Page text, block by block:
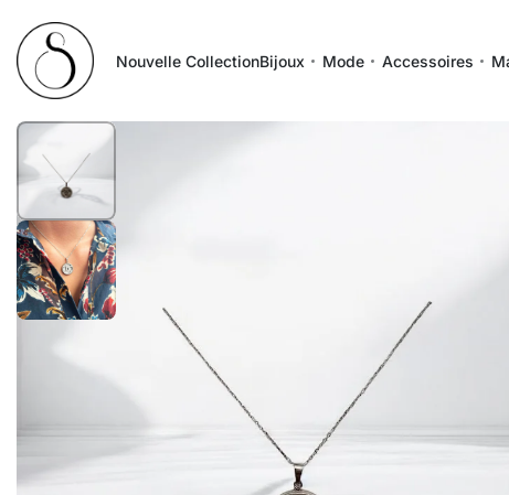
Nouvelle CollectionBijoux Mode Accessoires
2